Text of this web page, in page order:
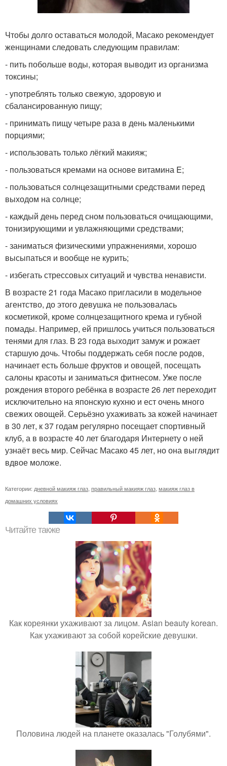
Чтобы долго оставаться молодой, Масако рекомендует
женщинами следовать следующим правилам:
- пить побольше воды, которая выводит из организма
токсины;
- употреблять только свежую, здоровую и
сбалансированную пищу;
- принимать пищу четыре раза в день маленькими
порциями;
- использовать только лёгкий макияж;
- пользоваться кремами на основе витамина E;
- пользоваться солнцезащитными средствами перед
выходом на солнце;
- каждый день перед сном пользоваться очищающими,
тонизирующими и увлажняющими средствами;
- заниматься физическими упражнениями, хорошо
высыпаться и вообще не курить;
- избегать стрессовых ситуаций и чувства ненависти.
В возрасте 21 года Масако пригласили в модельное
агентство, до этого девушка не пользовалась
косметикой, кроме солнцезащитного крема и губной
помады. Например, ей пришлось учиться пользоваться
тенями для глаз. В 23 года выходит замуж и рожает
старшую дочь. Чтобы поддержать себя после родов,
начинает есть больше фруктов и овощей, посещать
салоны красоты и заниматься фитнесом. Уже после
рождения второго ребёнка в возрасте 26 лет переходит
исключительно на японскую кухню и ест очень много
свежих овощей. Серьёзно ухаживать за кожей начинает
в 30 лет, к 37 годам регулярно посещает спортивный
клуб, а в возрасте 40 лет благодаря Интернету о ней
узнаёт весь мир. Сейчас Масако 45 лет, но она выглядит
вдвое моложе.
Категории: дневной макияж глаз, правильный макияж глаз, макияж глаз в
домашних условиях
Читайте также
Как кореянки ухаживают за лицом. Asian beauty korean.
Как ухаживают за собой корейские девушки.
Половина людей на планете оказалась "Голубями".